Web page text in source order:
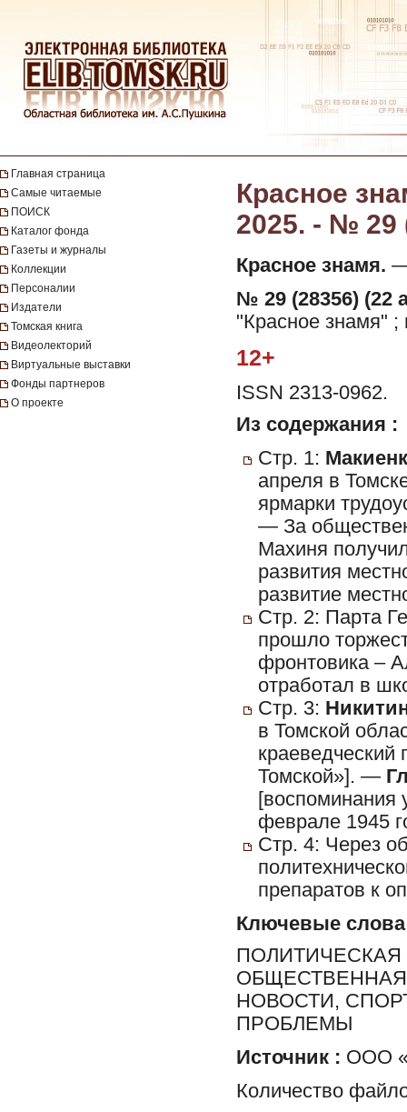
Главная страница
Самые читаемые
ПОИСК
Каталог фонда
Газеты и журналы
Коллекции
Персоналии
Издатели
Томская книга
Видеолекторий
Виртуальные выставки
Фонды партнеров
О проекте
Красное
2025. - № 29
Красное знамя. —
№ 29 (28356) (22
"Красное знамя" ;
12+
ISSN 2313-0962.
Из содержания :
Стр. 1:
апреля в
ярмарки
— За
Махиня
развития
развитие
Стр. 2: Парта
прошло
фронтовика –
отработал в
Стр. 3:
в Томской
Томской»]. —
[воспоминания
феврале 1945
Стр. 4: Через
препаратов к
Ключевые слова
НОВОСТИ,
ПРОБЛЕМЫ
Источник : ООО
Количество